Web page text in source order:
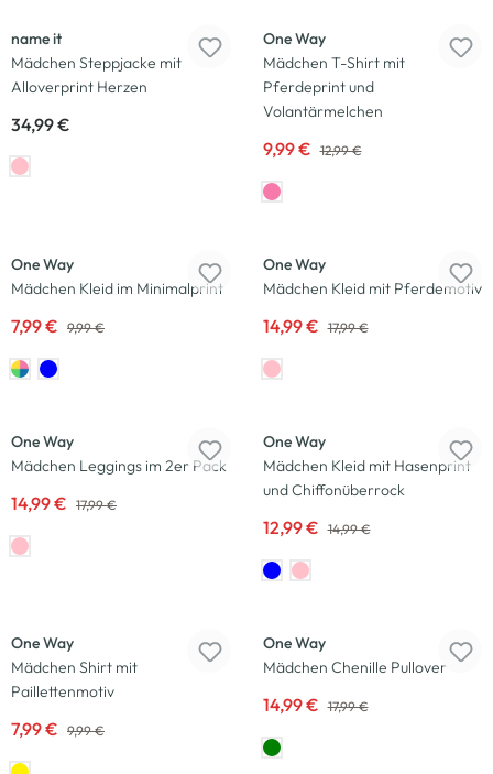
name it
Mädchen Steppjacke mit
Alloverprint Herzen
34,99 €
One Way
Mädchen T-Shirt mit
Pferdeprint und
Volantärmelchen
9,99 € 12,99 €
One Way
Mädchen Kleid im Minimalprint
7,99 € 9,99 €
One Way
Mädchen Kleid mit Pferdemotiv
14,99 € 17,99 €
One Way
Mädchen Leggings im 2er Pack
14,99 € 17,99 €
One Way
Mädchen Kleid mit Hasenprint
und Chiffonüberrock
12,99 € 14,99 €
One Way
Mädchen Shirt mit
Paillettenmotiv
7,99 € 9,99 €
One Way
Mädchen Chenille Pullover
14,99 € 17,99 €